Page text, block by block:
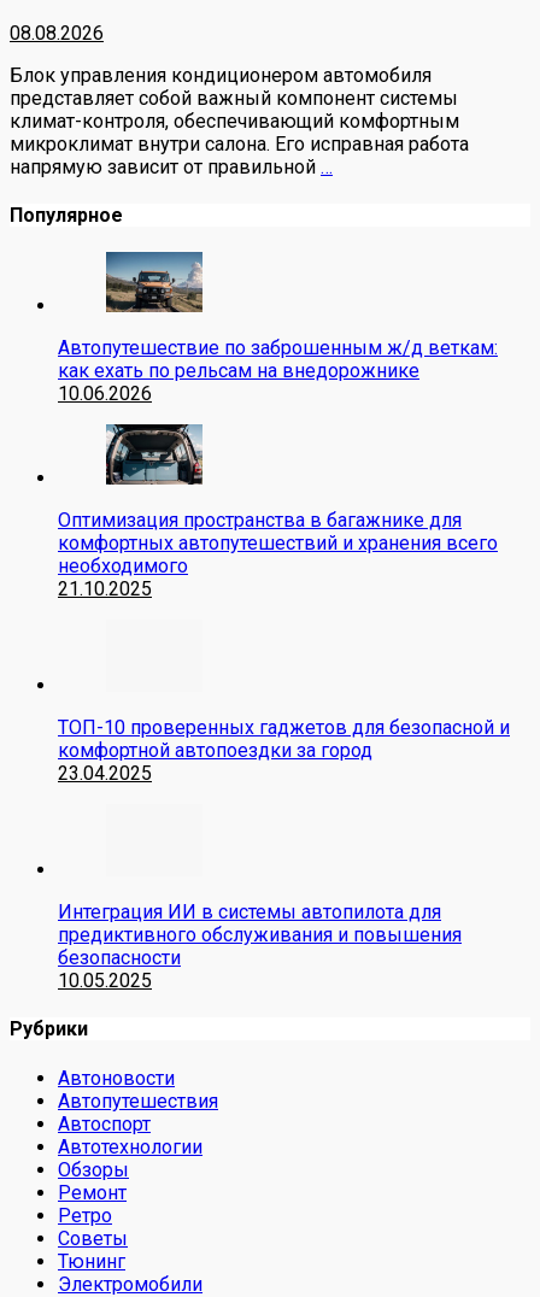
08.08.2026
Блок управления кондиционером автомобиля
представляет собой важный компонент системы
климат-контроля, обеспечивающий комфортным
микроклимат внутри салона. Его исправная работа
напрямую зависит от правильной …
Популярное
Автопутешествие по заброшенным ж/д веткам:
как ехать по рельсам на внедорожнике
10.06.2026
Оптимизация пространства в багажнике для
комфортных автопутешествий и хранения всего
необходимого
21.10.2025
ТОП-10 проверенных гаджетов для безопасной и
комфортной автопоездки за город
23.04.2025
Интеграция ИИ в системы автопилота для
предиктивного обслуживания и повышения
безопасности
10.05.2025
Рубрики
Автоновости
Автопутешествия
Автоспорт
Автотехнологии
Обзоры
Ремонт
Ретро
Советы
Тюнинг
Электромобили